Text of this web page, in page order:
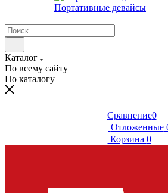
Портативные девайсы
Каталог
По всему сайту
По каталогу
Сравнение0
Отложенные
Корзина 0